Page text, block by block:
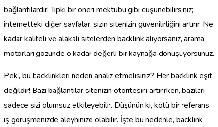
bağlantılardır. Tıpkı bir öneri mektubu gibi düşünebilirsiniz;
internetteki diğer sayfalar, sizin sitenizin güvenilirliğini artırır. Ne
kadar kaliteli ve alakalı sitelerden backlink alıyorsanız, arama
motorları gözünde o kadar değerli bir kaynağa dönüşüyorsunuz.
Peki, bu backlinkleri neden analiz etmelisiniz? Her backlink eşit
değildir! Bazı bağlantılar sitenizin otoritesini artırırken, bazıları
sadece sizi olumsuz etkileyebilir. Düşünün ki, kötü bir referans
iş görüşmenizde aleyhinize olabilir. İşte bu nedenle, backlink